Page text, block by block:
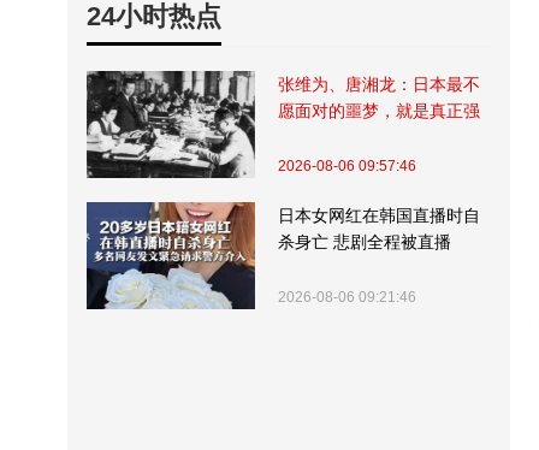
24小时热点
张维为、唐湘龙：日本最不
愿面对的噩梦，就是真正强
2026-08-06 09:57:46
日本女网红在韩国直播时自
杀身亡 悲剧全程被直播
2026-08-06 09:21:46